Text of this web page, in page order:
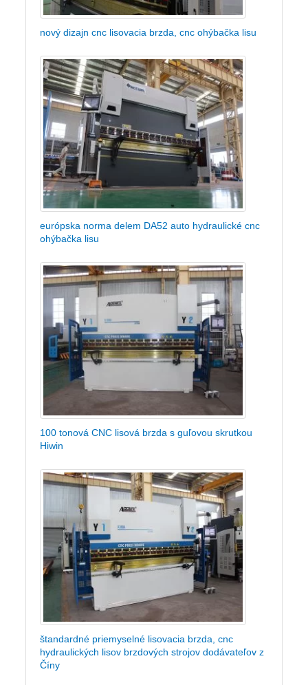
nový dizajn cnc lisovacia brzda, cnc ohýbačka lisu
európska norma delem DA52 auto hydraulické cnc
ohýbačka lisu
100 tonová CNC lisová brzda s guľovou skrutkou
Hiwin
štandardné priemyselné lisovacia brzda, cnc
hydraulických lisov brzdových strojov dodávateľov z
Číny